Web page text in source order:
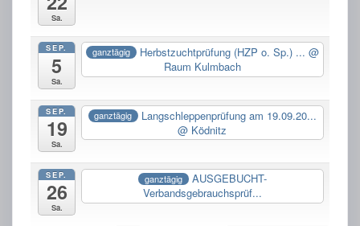
Sa.
SEP.
5
Sa.
ganztägig Herbstzuchtprüfung (HZP o. Sp.) ... @
Raum Kulmbach
SEP.
19
Sa.
ganztägig
Langschleppenprüfung am 19.09.20...
@ Ködnitz
SEP.
26
Sa.
ganztägig
AUSGEBUCHT-
Verbandsgebrauchsprüf...